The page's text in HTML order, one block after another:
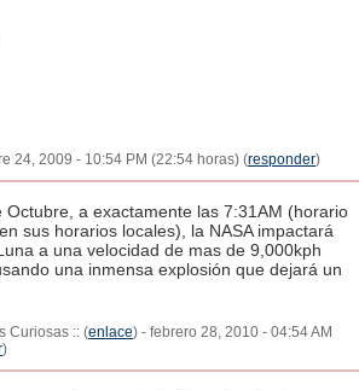
24, 2009 - 10:54 PM (22:54 horas) (responder)
Octubre, a exactamente las 7:31AM (horario
sus horarios locales), la NASA impactará
a una velocidad de mas de 9,000kph
una inmensa explosión que dejará un
Curiosas :: (enlace) - febrero 28, 2010 - 04:54 AM
)